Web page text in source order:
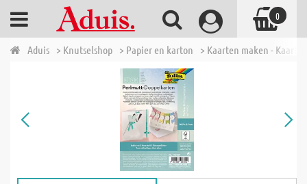
Aduis > Knutselshop > Papier en karton > Kaarten maken -
0